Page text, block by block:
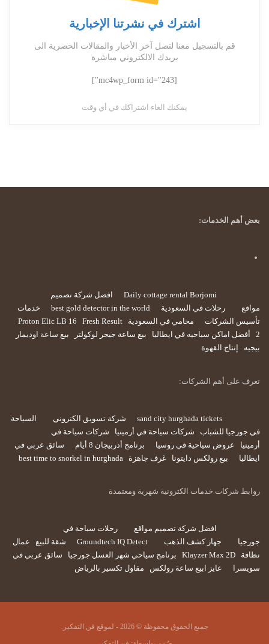
اشترك في نشرتنا الإخبارية
قم بالتسجيل معنا لتصل آخر الأخبار والمقالات الحصرية الى
بريدك الالكتروني مباشرة
[mc4wp_form id="243"]
يمكنك الغاء اشتراكك في أي وقت
بعض أهم الخدمات:
Daily cottage rental Borjomi
افضل شركة تصميم
مواقع
رحلات في السعودية best gold detector in the world
خدمات
تأسيس الشركات
محامي في السعودية Proton Elic LB 16
Fresh Result
2
أفضل اماكن سياحيه في ايطاليا بيع ساعة جيجر لوكولتر
بيع ساعة اوديمار
بيجيه
إنتاج القهوة
تعرف على أهم الشركات:
sand city hurghada tickets شركة تسويق الكتروني
السياحة
في جورجيا للشباب
شركات سياحة في أرمينيا
شركات سياحة في
أرمينيا
عروض سياحية في روسيا برنامج أذربيجان 8 أيام
سائق عربي في
ايطاليا
بيع رولكس دايتونا غرف جاهزة best time to snorkel in hurghada
روابط شركات خدمات الكترونية شهرية ومعتمدة
افضل شركة تصميم مواقع
رحلات سياحة في
جورجيا
جهاز كشف الذهب Groundtech IQ Detect شقة للبيع
عمال
نظافة
Klayzer Max 2D برنامج سياحي شهر العسل جورجيا
سائق عربي في
سويسرا
عايز ابيع ساعة رولكس مقاول تكسير بالرياض
جميع الحقوق محفوظة © 2026 - لموقع فن التفكير.